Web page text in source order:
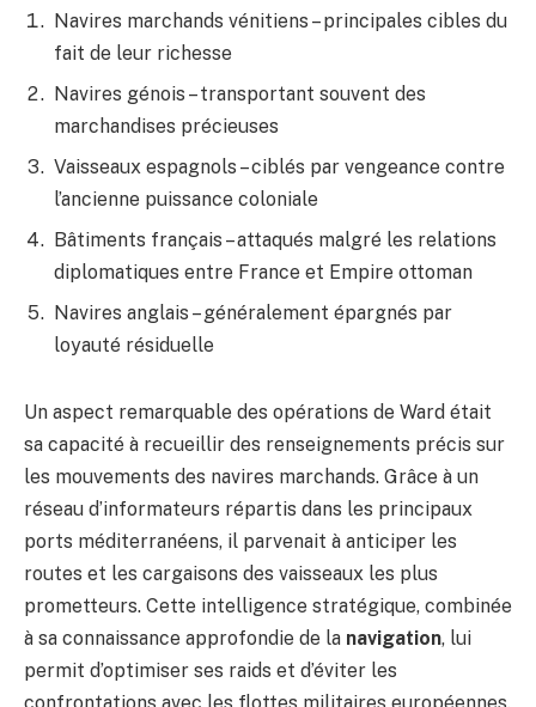
Navires marchands vénitiens – principales cibles du
fait de leur richesse
Navires génois – transportant souvent des
marchandises précieuses
Vaisseaux espagnols – ciblés par vengeance contre
l’ancienne puissance coloniale
Bâtiments français – attaqués malgré les relations
diplomatiques entre France et Empire ottoman
Navires anglais – généralement épargnés par
loyauté résiduelle
Un aspect remarquable des opérations de Ward était
sa capacité à recueillir des renseignements précis sur
les mouvements des navires marchands. Grâce à un
réseau d’informateurs répartis dans les principaux
ports méditerranéens, il parvenait à anticiper les
routes et les cargaisons des vaisseaux les plus
prometteurs. Cette intelligence stratégique, combinée
à sa connaissance approfondie de la navigation, lui
permit d’optimiser ses raids et d’éviter les